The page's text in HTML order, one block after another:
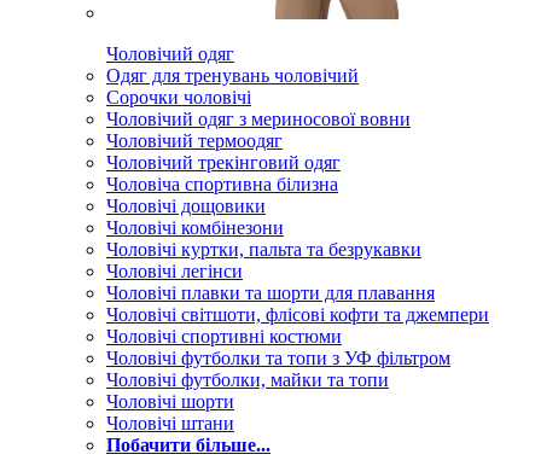
Чоловічий одяг
Одяг для тренувань чоловічий
Сорочки чоловічі
Чоловічий одяг з мериносової вовни
Чоловічий термоодяг
Чоловічий трекінговий одяг
Чоловіча спортивна білизна
Чоловічі дощовики
Чоловічі комбінезони
Чоловічі куртки, пальта та безрукавки
Чоловічі легінси
Чоловічі плавки та шорти для плавання
Чоловічі світшоти, флісові кофти та джемпери
Чоловічі спортивні костюми
Чоловічі футболки та топи з УФ фільтром
Чоловічі футболки, майки та топи
Чоловічі шорти
Чоловічі штани
Побачити більше...